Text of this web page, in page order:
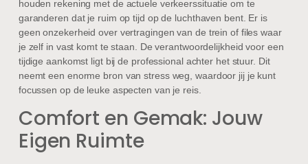
houden rekening met de actuele verkeerssituatie om te
garanderen dat je ruim op tijd op de luchthaven bent. Er is
geen onzekerheid over vertragingen van de trein of files waar
je zelf in vast komt te staan. De verantwoordelijkheid voor een
tijdige aankomst ligt bij de professional achter het stuur. Dit
neemt een enorme bron van stress weg, waardoor jij je kunt
focussen op de leuke aspecten van je reis.
Comfort en Gemak: Jouw
Eigen Ruimte